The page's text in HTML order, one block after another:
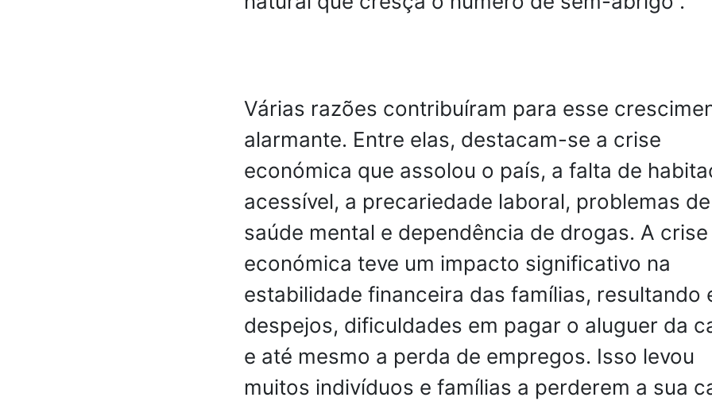
Várias razões contribuíram para esse
alarmante. Entre elas, destacam-se a crise
económica que assolou o país, a falta de
acessível, a precariedade laboral, problemas de
saúde mental e dependência de drogas. A crise
económica teve um impacto significativo na
estabilidade financeira das famílias, resultando
despejos, dificuldades em pagar o aluguer da
e até mesmo a perda de empregos. Isso levou
muitos indivíduos e famílias a perderem a sua